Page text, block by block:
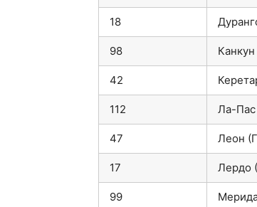
18
98
42
112 Ла-
47 Леон
17 Лердо
99